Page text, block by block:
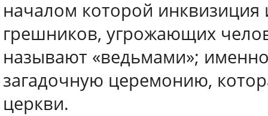
началом которой инквизиция
грешников, угрожающих
называют «ведьмами»;
загадочную церемонию,
церкви.